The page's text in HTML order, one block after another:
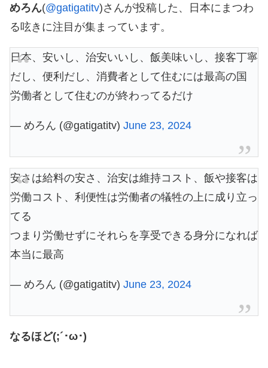
めろん(@gatigatitv)さんが投稿した、日本にまつわ
る呟きに注目が集まっています。
日本、安いし、治安いいし、飯美味いし、接客丁寧
だし、便利だし、消費者として住むには最高の国
労働者として住むのが終わってるだけ
— めろん (@gatigatitv) June 23, 2024
安さは給料の安さ、治安は維持コスト、飯や接客は
労働コスト、利便性は労働者の犠牲の上に成り立っ
てる
つまり労働せずにそれらを享受できる身分になれば
本当に最高
— めろん (@gatigatitv) June 23, 2024
なるほど(;´･ω･)